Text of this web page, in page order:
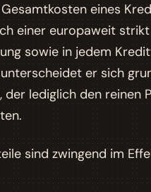
eines
einer europaweit
sowie in jedem
er sich
der lediglich den reinen
sind zwingend im